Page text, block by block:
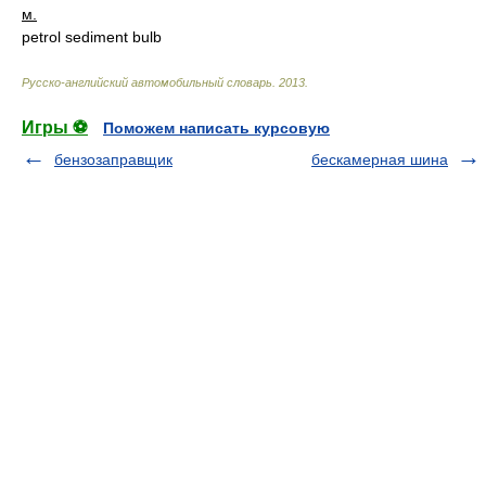
м.
petrol sediment bulb
Русско-английский автомобильный словарь 2013
Игры ⚽
Поможем написать курсовую
бензозаправщик
бескамерная шина